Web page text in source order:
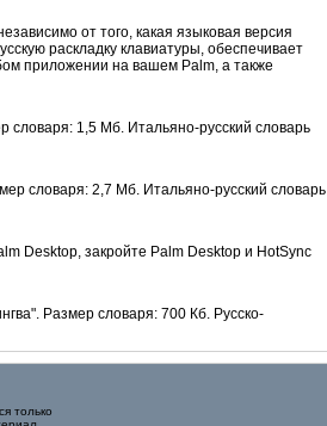
от того, какая языковая версия
раскладку клавиатуры, обеспечивает
приложении на вашем Palm, а также
словаря: 1,5 Мб. Итальяно-русский словарь
словаря: 2,7 Мб. Итальяно-русский словарь
Desktop, закройте Palm Desktop и HotSync
Размер словаря: 700 Кб. Русско-
только